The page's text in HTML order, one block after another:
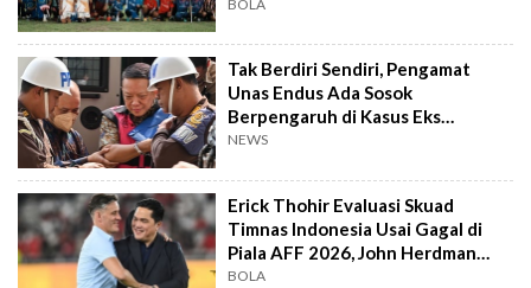
BOLA
Tak Berdiri Sendiri, Pengamat
Unas Endus Ada Sosok
Berpengaruh di Kasus Eks
Jampidsus
NEWS
Erick Thohir Evaluasi Skuad
Timnas Indonesia Usai Gagal di
Piala AFF 2026, John Herdman
Out?
BOLA